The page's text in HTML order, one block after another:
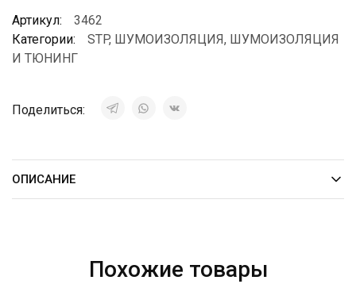
Артикул:
3462
Категории:
STP, ШУМОИЗОЛЯЦИЯ, ШУМОИЗОЛЯЦИЯ
И ТЮНИНГ
Поделиться:
ОПИСАНИЕ
Похожие товары